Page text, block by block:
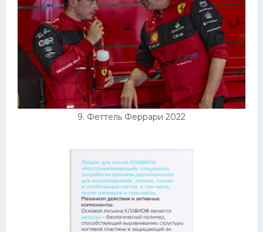
9. Феттель Феррари 2022